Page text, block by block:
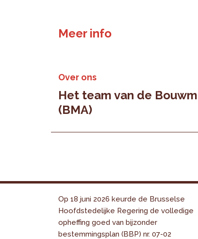
Meer info
Over ons
Het team van de
(BMA)
Op 18 juni 2026 keurde de Brusselse
Hoofdstedelijke Regering de volledige
opheffing goed van bijzonder
bestemmingsplan (BBP) nr. 07-02